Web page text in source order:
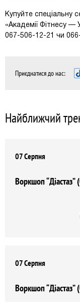
Купуйте спеціальну
«Академії Фітнесу
067-506-12-21 чи
Приєднатися до нас:
Найближчий
07 Серпня
Воркшоп
07 Серпня
Воркшоп